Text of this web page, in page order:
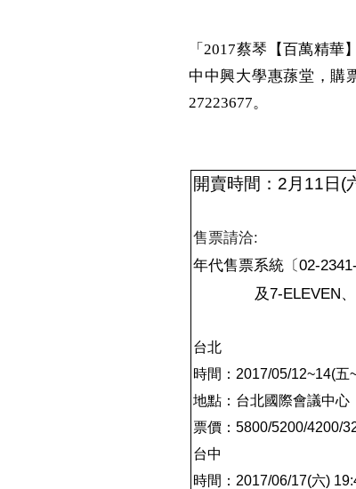
「2017蔡琴 【百萬精華】
中中興大學惠蓀堂，購
27223677。
開賣時間： 2 月 11 日 (
售票請洽:
年代售票系統〔02-
及7-ELEVEN、
台北
時間： 2017/05/12~14(五
地點：台北國際會議中心
票價： 5800/5200/4200/
台中
時間： 2017/06/17(六)